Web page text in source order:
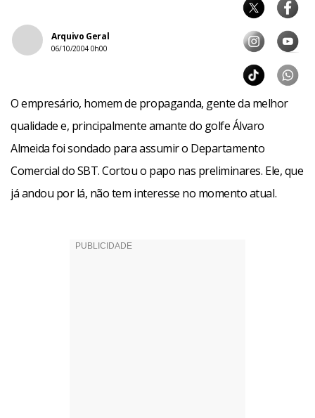
Arquivo Geral
06/10/2004 0h00
O empresário, homem de propaganda, gente da melhor
qualidade e, principalmente amante do golfe Álvaro
Almeida foi sondado para assumir o Departamento
Comercial do SBT. Cortou o papo nas preliminares. Ele, que
já andou por lá, não tem interesse no momento atual.